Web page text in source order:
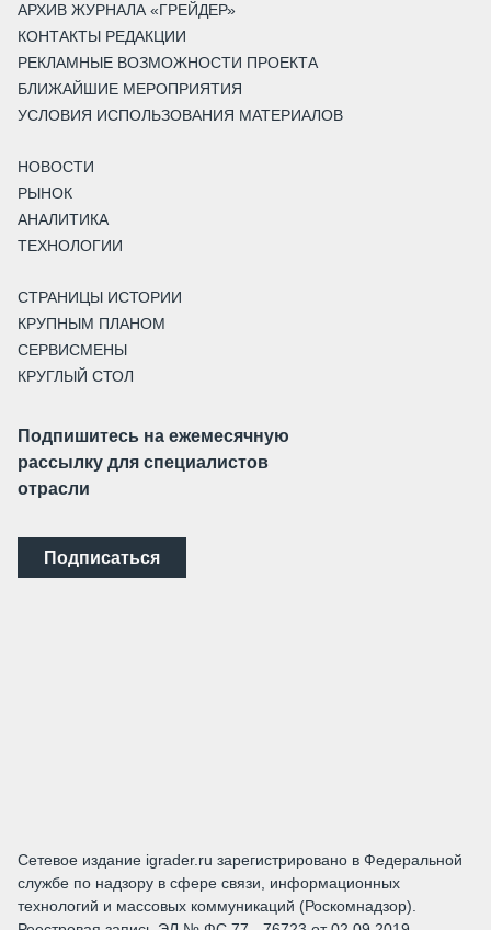
АРХИВ ЖУРНАЛА «ГРЕЙДЕР»
КОНТАКТЫ РЕДАКЦИИ
РЕКЛАМНЫЕ ВОЗМОЖНОСТИ ПРОЕКТА
БЛИЖАЙШИЕ МЕРОПРИЯТИЯ
УСЛОВИЯ ИСПОЛЬЗОВАНИЯ МАТЕРИАЛОВ
НОВОСТИ
РЫНОК
АНАЛИТИКА
ТЕХНОЛОГИИ
СТРАНИЦЫ ИСТОРИИ
КРУПНЫМ ПЛАНОМ
СЕРВИСМЕНЫ
КРУГЛЫЙ СТОЛ
Подпишитесь на ежемесячную
рассылку для специалистов
отрасли
Подписаться
Сетевое издание igrader.ru зарегистрировано в Федеральной
службе по надзору в сфере связи, информационных
технологий и массовых коммуникаций (Роскомнадзор).